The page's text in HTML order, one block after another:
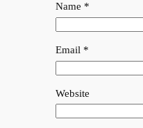
Name *
Email *
Website